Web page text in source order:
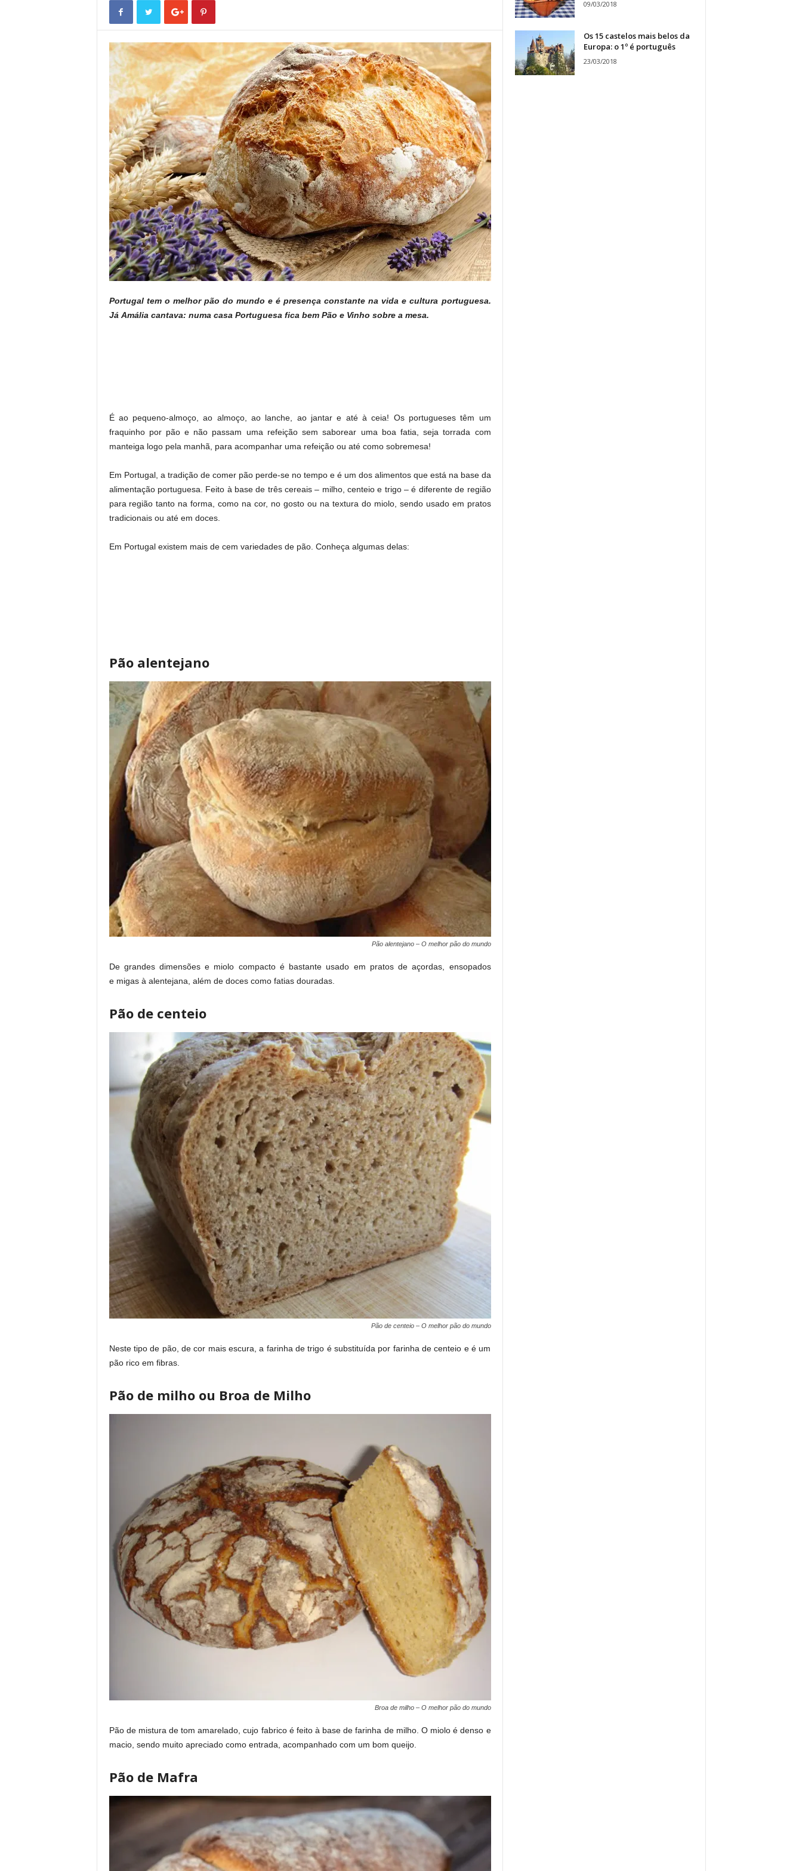
o
t
u
g
a
l
Portugal tem o melhor pão do mundo e é presença constante na vida e cultura portuguesa.
Já Amália cantava: numa casa Portuguesa fica bem Pão e Vinho sobre a mesa.
É ao pequeno-almoço, ao almoço, ao lanche, ao jantar e até à ceia! Os portugueses têm um
fraquinho por pão e não passam uma refeição sem saborear uma boa fatia, seja torrada com
manteiga logo pela manhã, para acompanhar uma refeição ou até como sobremesa!
Em Portugal, a tradição de comer pão perde-se no tempo e é um dos alimentos que está na base da
alimentação portuguesa. Feito à base de três cereais – milho, centeio e trigo – é diferente de região
para região tanto na forma, como na cor, no gosto ou na textura do miolo, sendo usado em pratos
tradicionais ou até em doces.
Em Portugal existem mais de cem variedades de pão. Conheça algumas delas:
Pão alentejano
Pão alentejano – O melhor pão do mundo
De grandes dimensões e miolo compacto é bastante usado em pratos de açordas, ensopados
e migas à alentejana, além de doces como fatias douradas.
Pão de centeio
Pão de centeio – O melhor pão do mundo
Neste tipo de pão, de cor mais escura, a farinha de trigo é substituída por farinha de centeio e é um
pão rico em fibras.
Pão de milho ou Broa de Milho
Broa de milho – O melhor pão do mundo
Pão de mistura de tom amarelado, cujo fabrico é feito à base de farinha de milho. O miolo é denso e
macio, sendo muito apreciado como entrada, acompanhado com um bom queijo.
Pão de Mafra
09/03/2018
Os 15 castelos mais belos da
Europa: o 1º é português
23/03/2018